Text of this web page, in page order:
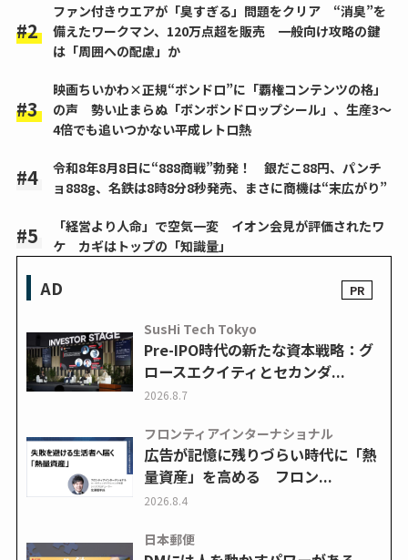
ファン付きウエアが「臭すぎる」問題をクリア “消臭”を
備えたワークマン、120万点超を販売 一般向け攻略の鍵
は「周囲への配慮」か
映画ちいかわ×正規“ボンドロ”に「覇権コンテンツの格」
の声 勢い止まらぬ「ボンボンドロップシール」、生産3～
4倍でも追いつかない平成レトロ熱
令和8年8月8日に“888商戦”勃発！ 銀だこ88円、パンチ
ョ888g、名鉄は8時8分8秒発売、まさに商機は“末広がり”
「経営より人命」で空気一変 イオン会見が評価されたワ
ケ カギはトップの「知識量」
AD
SusHi Tech Tokyo
Pre-IPO時代の新たな資本戦略：グ
ロースエクイティとセカンダ...
2026.8.7
フロンティアインターナショナル
広告が記憶に残りづらい時代に「熱
量資産」を高める フロン...
2026.8.4
日本郵便